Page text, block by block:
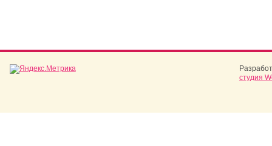
студия